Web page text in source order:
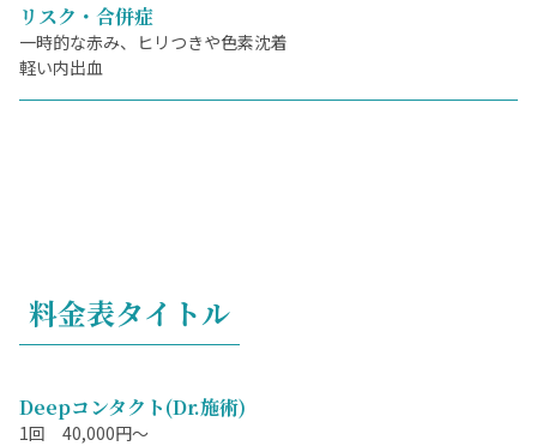
リスク・合併症
一時的な赤み、ヒリつきや色素沈着
軽い内出血
料金表タイトル
Deepコンタクト(Dr.施術)
1回 40,000円～